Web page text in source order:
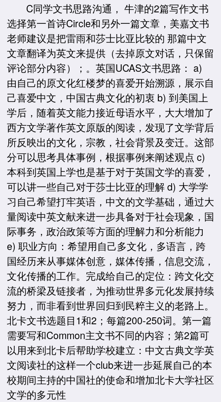
C同学文书思路沟通， 牛津的2篇写作文书
选择第一首诗Circle和另外一篇文章，美嘉文书
老师建议是把雷雨和莎士比亚比较的 那篇中文
文章翻译为英文来提供（去掉原文对话，只保留
评论部分内容）；。英国UCAS文书思路： a)
由自己的原文化红楼梦的喜爱开始溯源，展示自
己喜爱中文，中国古典文化的初衷 b) 到美国上
学后，随着英文能力接近母语水平，大大增加了
西方文学著作英文原版的阅读，发现了文学背后
所反映出的文化，宗教，社会背景及变迁。这部
分可以思考具体事例，根据事例来阐述观点 c)
本科到英国上学也是基于对于英国文学的喜爱，
可以讲一些自己对于莎士比亚的理解 d) 大学学
习自己希望打牢英语，中文的文学基础，通过大
量阅读中英文献来进一步具备对于社会现象，国
际事务，政治政策等方面的理解力和分析能力
e) 职业方向：希望用自己多文化，多语言，跨
国经历来从事媒体创意，媒体传播，信息交流，
文化传播的工作。完成给自己的定位：跨文化交
流的桥梁及链接者，为推动世界多元化发展持续
努力，而非看到世界回归到民粹主义的老路上。
北卡文书选题目1和2；每篇200-250词。第一篇
需要写和Common主文书不同的内容；第2篇可
以用来到北卡后帮助学校建立：中文古典文学英
文阅读社的这样一个club来进一步延展自己的本
校期间主持的中国社的使命和增加北卡大学社区
文学的多元性